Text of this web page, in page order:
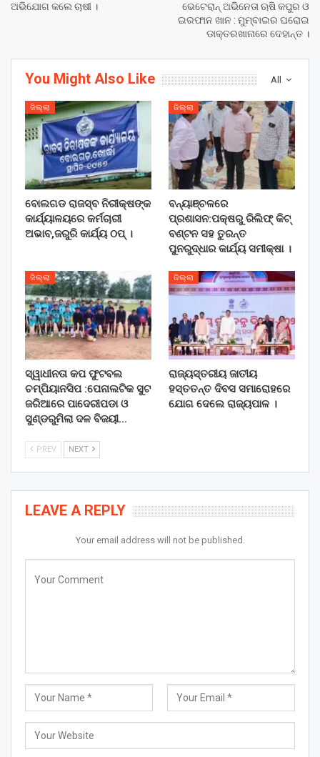
ଅଭିଯୋଗ କଲେ ଚାଷୀ ।
ଭେଟେରାନ୍ ଅଭିନେତା ଋଷି କପୁର ଓ
ଇରଫାନ ଖାନ : ମୁମ୍ବାଇର ଘରୋଇ
ଡାକ୍ତରଖାନାରେ ଦେହାନ୍ତ ।
All
You Might Also Like
ଜିଲ୍ଲା
ବୋଲଗଡ ରାଜସ୍ବ ନିରୀକ୍ଷଙ୍କ
କାର୍ଯ୍ୟାଳୟରେ କର୍ମଚାରୀ
ଅଭାବ,ଜରୁରି କାର୍ଯ୍ୟ ଠପ୍ ।
ଜିଲ୍ଲା
ବନ୍ୟାଞ୍ଚଳରେ
ପ୍ରଶାସନ:ପକ୍ଷରୁ ରିଲିଫ୍ କିଟ୍
ବଣ୍ଟନ ସହ ତୁରନ୍ତ
ପୁନରୁଦ୍ଧାର କାର୍ଯ୍ୟ ସମୀକ୍ଷା ।
ଜିଲ୍ଲା
ସ୍ୱାଧୀନତା କପ ଫୁଟବଲ
ଚମ୍ପିୟାନସିପ :ପେନାଲଟିକ ସୁଟ
ଜରିଆରେ ପାଦେରୀପଡା ଓ
ସୁଣ୍ଡରୁମିଲା ଦଳ ବିଜୟୀ…
ଜିଲ୍ଲା
ରାଜ୍ୟସ୍ତରୀୟ ଜାତୀୟ
ହସ୍ତତନ୍ତ ଦିବସ ସମାରୋହରେ
ଯୋଗ ଦେଲେ ରାଜ୍ୟପାଳ ।
PREV NEXT
LEAVE A REPLY
Your email address will not be published.